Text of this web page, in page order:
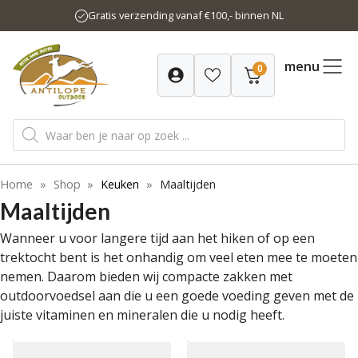
naar
inhoud
Gratis verzending vanaf €100,- binnen NL
0 menu
Producten
zoeken
Home » Shop » Keuken » Maaltijden
Maaltijden
Wanneer u voor langere tijd aan het hiken of op een
trektocht bent is het onhandig om veel eten mee te moeten
nemen. Daarom bieden wij compacte zakken met
outdoorvoedsel aan die u een goede voeding geven met de
juiste vitaminen en mineralen die u nodig heeft.